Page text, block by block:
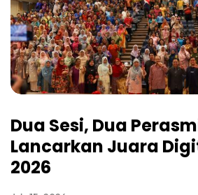
Dua Sesi, Dua
Lancarkan Juara
2026